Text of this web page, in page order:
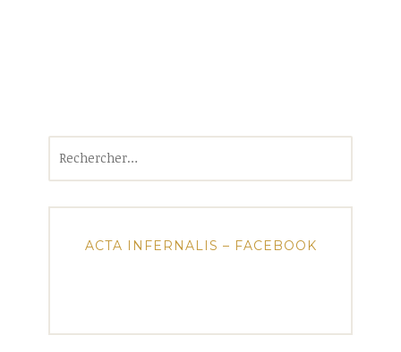
ACTA INFERNALIS – FACEBOOK